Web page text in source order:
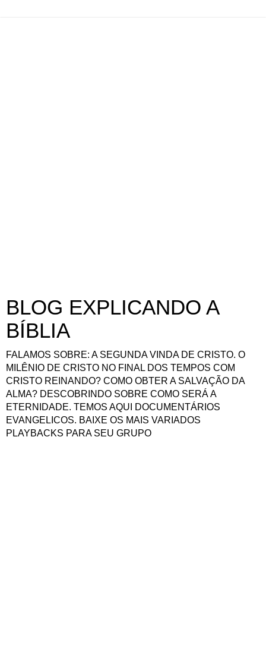
BLOG EXPLICANDO A
BÍBLIA
FALAMOS SOBRE: A SEGUNDA VINDA DE CRISTO. O
MILÊNIO DE CRISTO NO FINAL DOS TEMPOS COM
CRISTO REINANDO? COMO OBTER A SALVAÇÃO DA
ALMA? DESCOBRINDO SOBRE COMO SERÁ A
ETERNIDADE. TEMOS AQUI DOCUMENTÁRIOS
EVANGELICOS. BAIXE OS MAIS VARIADOS
PLAYBACKS PARA SEU GRUPO